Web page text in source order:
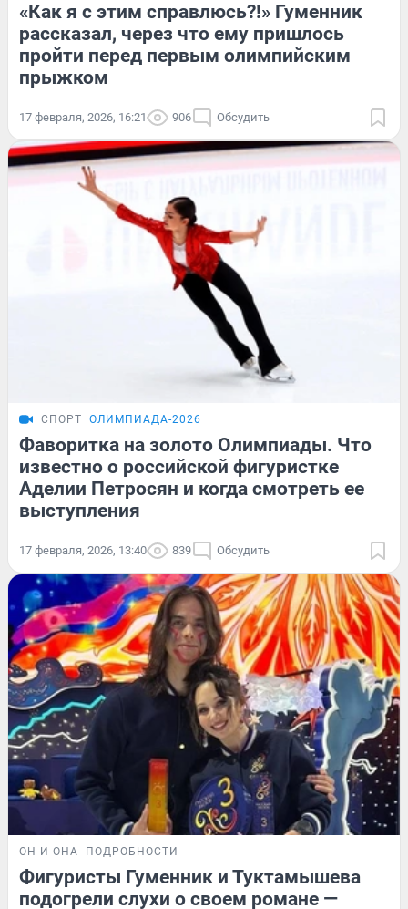
«Как я с этим справлюсь?!» Гуменник
рассказал, через что ему пришлось
пройти перед первым олимпийским
прыжком
17 февраля, 2026, 16:21 906 Обсудить
СПОРТ ОЛИМПИАДА-2026
Фаворитка на золото Олимпиады. Что
известно о российской фигуристке
Аделии Петросян и когда смотреть ее
выступления
17 февраля, 2026, 13:40 839 Обсудить
ОН И ОНА ПОДРОБНОСТИ
Фигуристы Гуменник и Туктамышева
подогрели слухи о своем романе —